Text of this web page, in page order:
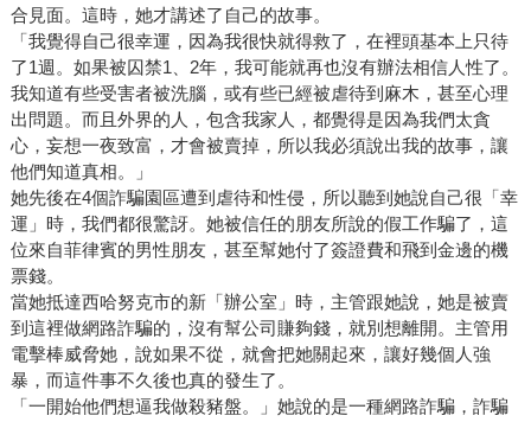
合見面。這時，她才講述了自己的故事。
「我覺得自己很幸運，因為我很快就得救了，在裡頭基本上只待
了1週。如果被囚禁1、2年，我可能就再也沒有辦法相信人性了。
我知道有些受害者被洗腦，或有些已經被虐待到麻木，甚至心理
出問題。而且外界的人，包含我家人，都覺得是因為我們太貪
心，妄想一夜致富，才會被賣掉，所以我必須說出我的故事，讓
他們知道真相。」
她先後在4個詐騙園區遭到虐待和性侵，所以聽到她說自己很「幸
運」時，我們都很驚訝。她被信任的朋友所說的假工作騙了，這
位來自菲律賓的男性朋友，甚至幫她付了簽證費和飛到金邊的機
票錢。
當她抵達西哈努克市的新「辦公室」時，主管跟她說，她是被賣
到這裡做網路詐騙的，沒有幫公司賺夠錢，就別想離開。主管用
電擊棒威脅她，說如果不從，就會把她關起來，讓好幾個人強
暴，而這件事不久後也真的發生了。
「一開始他們想逼我做殺豬盤。」她說的是一種網路詐騙，詐騙